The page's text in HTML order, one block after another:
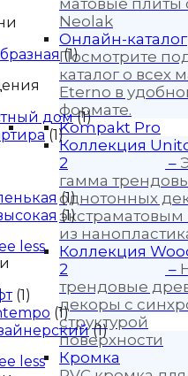
матовые плиты
Neolak
Онлайн-каталог
Посмотрите
каталог о всех
Eterno в
формате.
Kompakt Pro
Коллекция
2
–
гамма
однотонных
из
Коллекция
2
–
трендовые
декоры с
структурой
поверхности
Кромка
(1)
дом (1)
(1)
(1)
(1)
less
(1)
(1)
(1)
less